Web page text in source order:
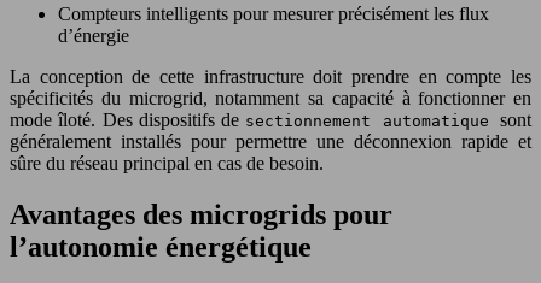
Compteurs intelligents pour mesurer précisément les flux
d’énergie
La conception de cette infrastructure doit prendre en compte les
spécificités du microgrid, notamment sa capacité à fonctionner en
mode îloté. Des dispositifs de sectionnement automatiquesont
généralement installés pour permettre une déconnexion rapide et
sûre du réseau principal en cas de besoin.
Avantages des microgrids pour
l’autonomie énergétique